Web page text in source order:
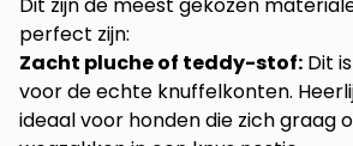
Dit zijn de meest gekozen
perfect zijn:
Zacht pluche of teddy-stof: Dit
voor de echte knuffelkonten.
ideaal voor honden die zich graag